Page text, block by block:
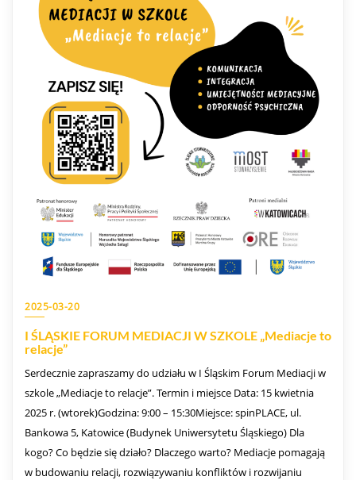
2025-03-20
I ŚLĄSKIE FORUM MEDIACJI W SZKOLE „Mediacje to
relacje”
Serdecznie zapraszamy do udziału w I Śląskim Forum Mediacji w
szkole „Mediacje to relacje”. Termin i miejsce Data: 15 kwietnia
2025 r. (wtorek)Godzina: 9:00 – 15:30Miejsce: spinPLACE, ul.
Bankowa 5, Katowice (Budynek Uniwersytetu Śląskiego) Dla
kogo? Co będzie się działo? Dlaczego warto? Mediacje pomagają
w budowaniu relacji, rozwiązywaniu konfliktów i rozwijaniu